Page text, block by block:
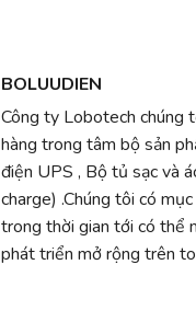
BOLUUDIEN
Công ty Lobotech chúng
hàng trong tâm bộ sản
điện UPS , Bộ tủ sạc và
charge) .Chúng tôi có
trong thời gian tới có thể
phát triển mở rộng trên